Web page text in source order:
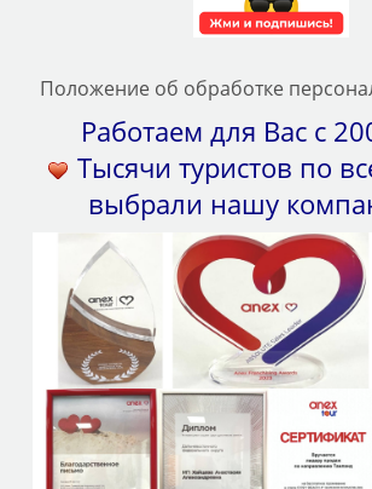
Положение об обработке
Работаем для Вас с
Тысячи туристов по
выбрали нашу